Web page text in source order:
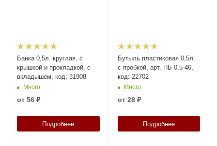
Банка 0,5л. круглая, с
крышкой и прокладкой, с
вкладышем, код: 31908
Много
от 56 ₽
Подробнее
Бутыль пластиковая 0,5л.
с пробкой, арт. ПБ 0,5-46,
код: 22702
Много
от 28 ₽
Подробнее